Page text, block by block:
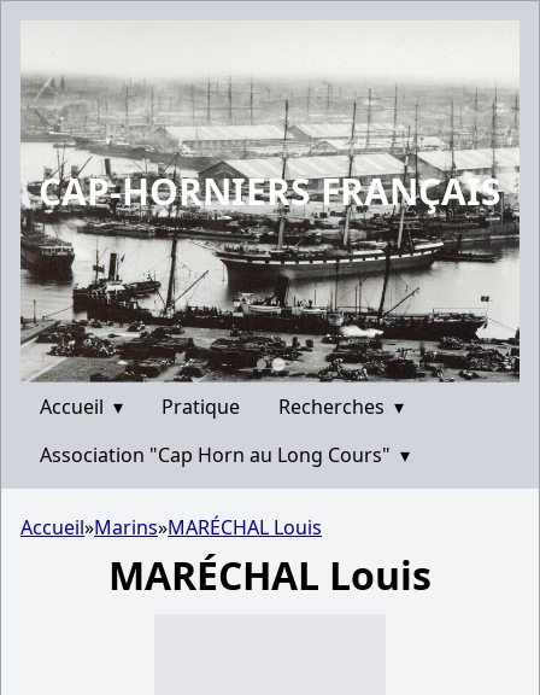
CAP-HORNIERS FRANÇAIS
Accueil ▾ Pratique Recherches ▾
Association "Cap Horn au Long Cours" ▾
Accueil»Marins»MARÉCHAL Louis
MARÉCHAL Louis